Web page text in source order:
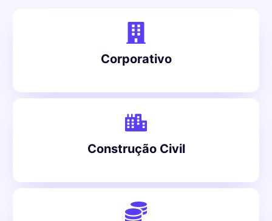
Corporativo
Construção Civil